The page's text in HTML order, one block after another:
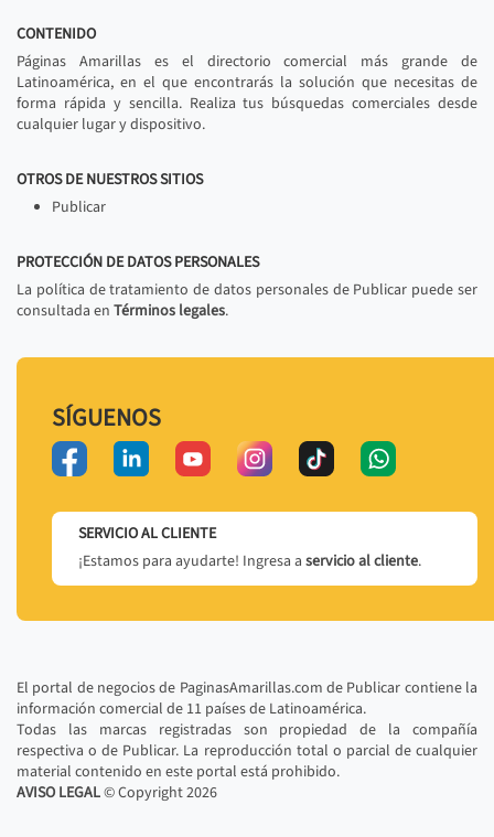
CONTENIDO
Páginas Amarillas es el directorio comercial más grande de
Latinoamérica, en el que encontrarás la solución que necesitas de
forma rápida y sencilla. Realiza tus búsquedas comerciales desde
cualquier lugar y dispositivo.
OTROS DE NUESTROS SITIOS
Publicar
PROTECCIÓN DE DATOS PERSONALES
La política de tratamiento de datos personales de Publicar puede ser
consultada en Términos legales.
SÍGUENOS
SERVICIO AL CLIENTE
¡Estamos para ayudarte! Ingresa a servicio al cliente.
El portal de negocios de PaginasAmarillas.com de Publicar contiene la
información comercial de 11 países de Latinoamérica.
Todas las marcas registradas son propiedad de la compañía
respectiva o de Publicar. La reproducción total o parcial de cualquier
material contenido en este portal está prohibido.
AVISO LEGAL© Copyright2026